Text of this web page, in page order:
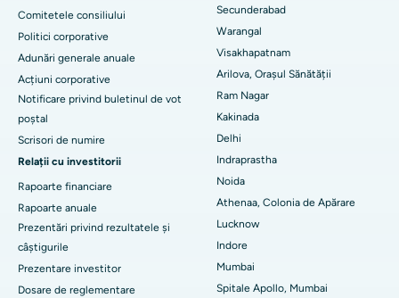
Cel mai bun spital din Vijay Nagar, Indore
Cel mai bun spital din Suryaraopeta Main Road, Kakinada
Cel mai bun spital din Canal Circular Road, Kolkata
Cel mai bun spital din CBD-ul Belapur, Navi Mumbai
Cel mai bun spital din Panchavati, Nashik
Cel mai bun spital din Secunderabad, Hyderabad
Cel mai bun spital din Seshadripuram, Bangalore
Cel mai bun spital din Waltair Main Road, Visakhapatnam
Dializa peritoneală
Biopsia rinichilor
paratiroidectomia
Chirurgie citoreductivă
ERCP
Comitetele consiliului
Politici corporative
Adunări generale anuale
Acțiuni corporative
Notificare privind buletinul de vot
poștal
Scrisori de numire
Relații cu investitorii
Rapoarte financiare
Rapoarte anuale
Prezentări privind rezultatele și
câștigurile
Prezentare investitor
Dosare de reglementare
Secunderabad
Warangal
Visakhapatnam
Arilova, Orașul Sănătății
Ram Nagar
Kakinada
Delhi
Indraprastha
Noida
Athenaa, Colonia de Apărare
Lucknow
Indore
Mumbai
Spitale Apollo, Mumbai